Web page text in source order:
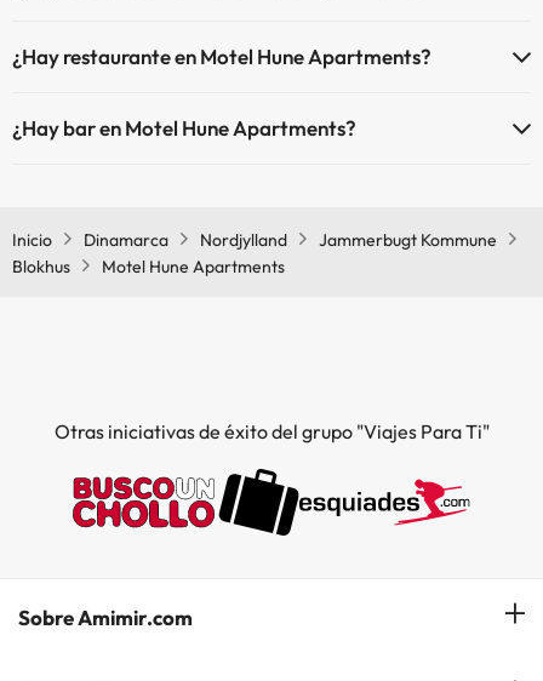
¿Hay restaurante en Motel Hune Apartments?
¿Hay bar en Motel Hune Apartments?
Inicio Dinamarca Nordjylland
Jammerbugt Kommune
Blokhus
Motel Hune Apartments
Otras iniciativas de éxito del grupo "Viajes Para Ti"
Sobre Amimir.com